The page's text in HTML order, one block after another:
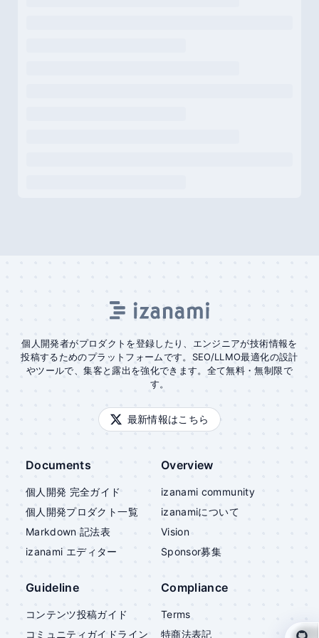
個人開発者がプロダクトを登録したり、エンジニアが技術情報を
投稿するためのプラットフォームです。SEO/LLMO最適化の設計
やツールで、集客と露出を強化できます。全て無料・無制限で
す。
最新情報はこちら
Documents
個人開発 完全ガイド
個人開発プロダクト一覧
Markdown 記法表
izanami エディター
Overview
izanami community
izanamiについて
Vision
Sponsor募集
Guideline
コンテンツ投稿ガイド
コミュニティガイドライン
Compliance
Terms
特商法表記